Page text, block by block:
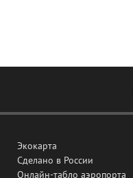
Экокарта
Сделано в России
Онлайн-табло аэропорта